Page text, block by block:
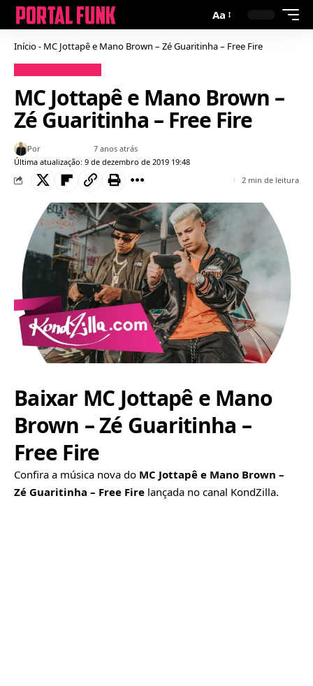
Aa
Início- MC Jottapê e Mano Brown – Zé Guaritinha – Free Fire
MC Jottapê e Mano Brown –
Zé Guaritinha – Free Fire
Última atualização: 9 de dezembro de 2019 19:48
Por Bruno Gabriel7 anos atrás
2 min de leitura
Baixar MC Jottapê e Mano
Brown – Zé Guaritinha –
Free Fire
Confira a música nova do MC Jottapê e Mano Brown –
Zé Guaritinha – Free Fire lançada no canal KondZilla.